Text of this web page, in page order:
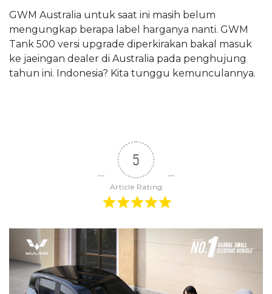
GWM Australia untuk saat ini masih belum
mengungkap berapa label harganya nanti. GWM
Tank 500 versi upgrade diperkirakan bakal masuk
ke jaeingan dealer di Australia pada penghujung
tahun ini. Indonesia? Kita tunggu kemunculannya.
5
Article Rating